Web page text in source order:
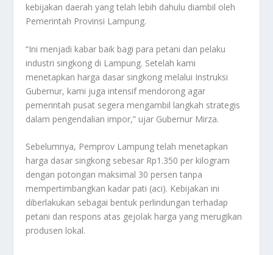
kebijakan daerah yang telah lebih dahulu diambil oleh
Pemerintah Provinsi Lampung.
“Ini menjadi kabar baik bagi para petani dan pelaku
industri singkong di Lampung. Setelah kami
menetapkan harga dasar singkong melalui Instruksi
Gubernur, kami juga intensif mendorong agar
pemerintah pusat segera mengambil langkah strategis
dalam pengendalian impor,” ujar Gubernur Mirza.
Sebelumnya, Pemprov Lampung telah menetapkan
harga dasar singkong sebesar Rp1.350 per kilogram
dengan potongan maksimal 30 persen tanpa
mempertimbangkan kadar pati (aci). Kebijakan ini
diberlakukan sebagai bentuk perlindungan terhadap
petani dan respons atas gejolak harga yang merugikan
produsen lokal.